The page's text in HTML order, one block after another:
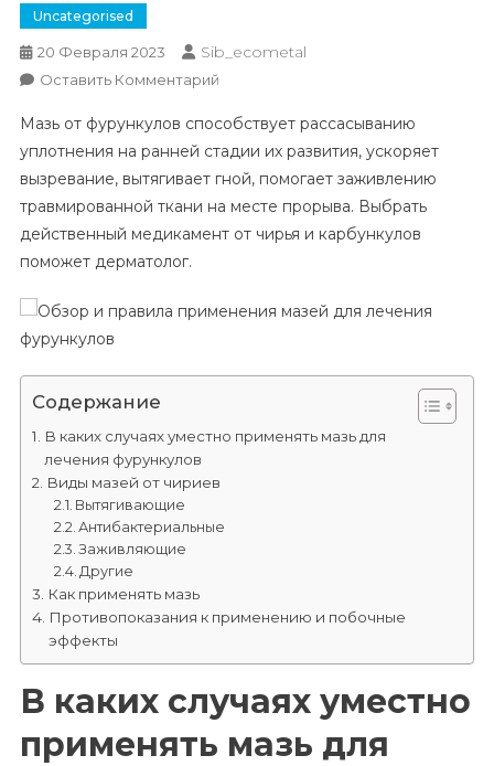
Uncategorised
20 Февраля 2023 Sib_ecometal
Оставить КомментарийК
И
Правила
Применения
Мазей
Для
Мазь от фурункулов способствует рассасыванию
уплотнения на ранней стадии их развития, ускоряет
вызревание, вытягивает гной, помогает заживлению
травмированной ткани на месте прорыва. Выбрать
действенный медикамент от чирья и карбункулов
поможет дерматолог.
Содержание
В каких случаях уместно применять мазь для
лечения фурункулов
Виды мазей от чириев
Вытягивающие
Антибактериальные
Заживляющие
Другие
Как применять мазь
Противопоказания к применению и побочные
эффекты
В каких случаях уместно
применять мазь для